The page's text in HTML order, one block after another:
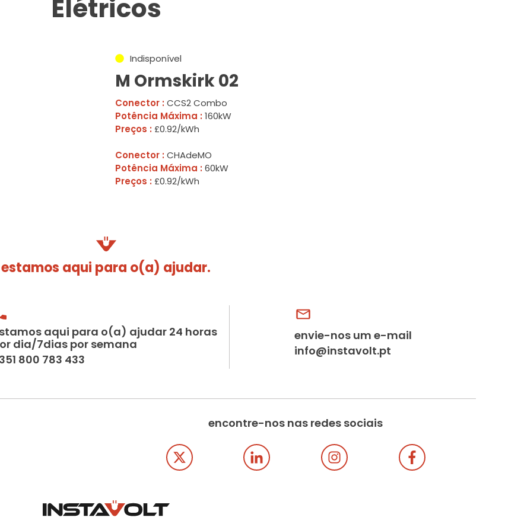
Elétricos
Indisponível
M Ormskirk 02
Conector : CCS2 Combo
Potência Máxima : 160kW
Preços : £0.92/kWh
Conector : CHAdeMO
Potência Máxima : 60kW
Preços : £0.92/kWh
estamos aqui para o(a) ajudar.
aqui para o(a) ajudar 24 horas
dia/7dias por semana
800 783 433
envie-nos um e-mail
info@instavolt.pt
encontre-nos nas redes sociais